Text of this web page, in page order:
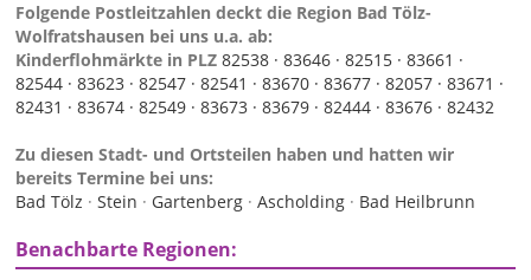
Folgende Postleitzahlen deckt die Region Bad Tölz-
Wolfratshausen bei uns u.a. ab:
Kinderflohmärkte in PLZ82538 ·83646 ·82515 ·83661 ·
82544 ·83623 ·82547 ·82541 ·83670 ·83677 ·82057 ·83671 ·
82431 ·83674 ·82549 ·83673 ·83679 ·82444 ·83676 ·82432
Zu diesen Stadt- und Ortsteilen haben und hatten wir
bereits Termine bei uns:
Bad Tölz ·Stein · Gartenberg ·Ascholding · Bad Heilbrunn
Benachbarte Regionen: